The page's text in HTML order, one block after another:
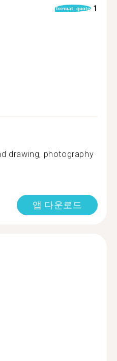
format_quote 1
drawing, photography
앱 다운로드